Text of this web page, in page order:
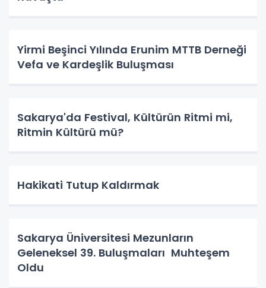
Yirmi Beşinci Yılında Erunim MTTB Derneği
Vefa ve Kardeşlik Buluşması
Sakarya'da Festival, Kültürün Ritmi mi,
Ritmin Kültürü mü?
Hakikati Tutup Kaldırmak
Sakarya Üniversitesi Mezunların
Geleneksel 39. Buluşmaları Muhteşem
Oldu